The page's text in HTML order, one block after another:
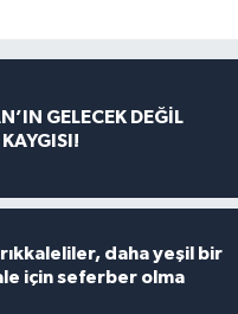
GELECEK DEĞİL
daha yeşil bir
için seferber olma